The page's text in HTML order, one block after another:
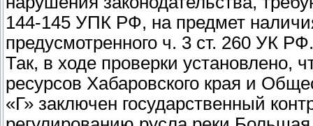
144-145 УПК РФ, на предмет
предусмотренного ч. 3 ст. 260 УК РФ.
Так, в ходе проверки установлено,
ресурсов Хабаровского края и
«Г» заключен государственный